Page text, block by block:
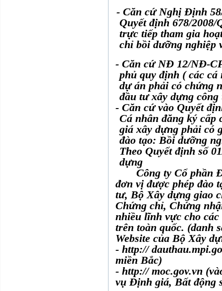
- Căn cứ Nghị Định
Quyết định 678/
trực tiếp tham gia
chỉ bồi dưỡng nghiệp
- Căn cứ NĐ 12/NĐ-
phủ quy định ( các
dự án phải có chứng
đầu tư xây dựng
- Căn cứ vào Quyết
Cá nhân đăng ký cấp
giá xây dựng phải có
đào tạo: Bồi dưỡng
Theo Quyết định số
dựng
Công ty Cổ phần
đơn vị được phép đào
tư, Bộ Xây dựng giao
Chứng chỉ, Chứng
nhiều lĩnh vực cho
trên toàn quốc. (danh
Website của Bộ Xây
- http://
miền Bắc)
- http:// moc.gov.vn
vụ Định giá, Bất động